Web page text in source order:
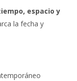
espacio y
la fecha y